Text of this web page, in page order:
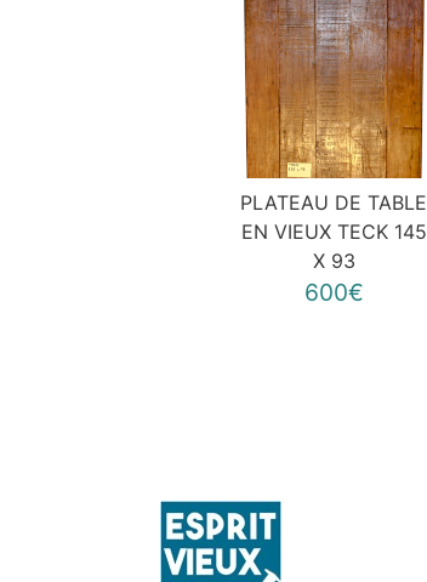
PLATEAU DE TABLE
EN VIEUX TECK 145
X 93
600€